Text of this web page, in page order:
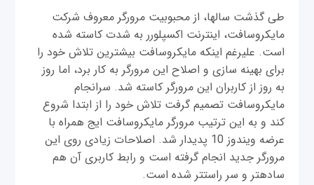
طی گذشت سال‎ها، از محبوبیت مرورگر معروف شرکت
مایکروسافت، اینترنت اکسپلورر به شدت کاسته شده
است. علی‎رغم اینکه مایکروسافت بیشترین تلاش خود را
برای بهینه سازی و اصلاح این مرورگر به کار برد، اما روز
به روز از کاربران این مرورگر کاسته شد. سرانجام
مایکروسافت تصمیم گرفت تلاش خود را از ابتدا شروع
کند و به این ترتیب مرورگر مایکروسافت ایج همراه با
عرضه ویندوز 10 پدیدار شد. اصلاحات زیادی روی این
مرورگر جدید انجام گرفته است و رابط کاربری آن هم
ساده‎تر و سر راست‎تر شده است.